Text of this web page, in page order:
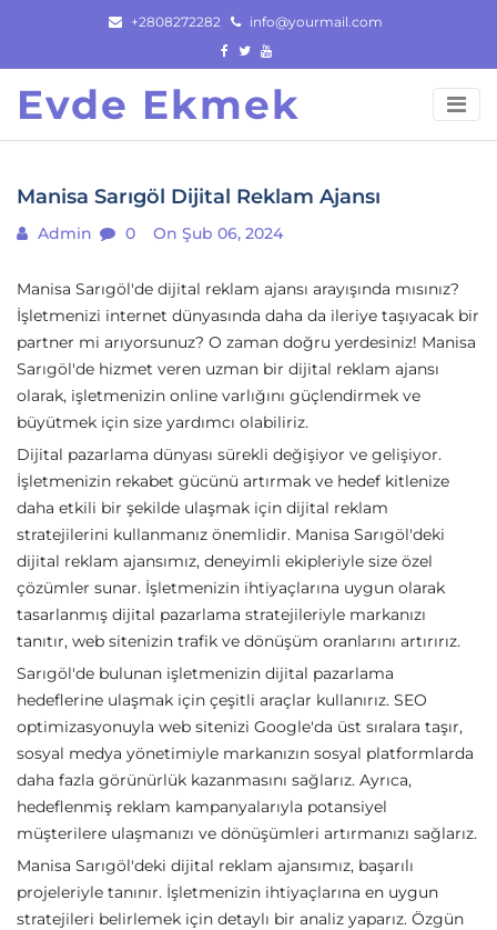
content
+2808272282 info@yourmail.com
Evde Ekmek
Manisa Sarıgöl Dijital Reklam Ajansı
Admin 0 On Şub 06, 2024
Manisa Sarıgöl'de dijital reklam ajansı arayışında mısınız?
İşletmenizi internet dünyasında daha da ileriye taşıyacak bir
partner mi arıyorsunuz? O zaman doğru yerdesiniz! Manisa
Sarıgöl'de hizmet veren uzman bir dijital reklam ajansı
olarak, işletmenizin online varlığını güçlendirmek ve
büyütmek için size yardımcı olabiliriz.
Dijital pazarlama dünyası sürekli değişiyor ve gelişiyor.
İşletmenizin rekabet gücünü artırmak ve hedef kitlenize
daha etkili bir şekilde ulaşmak için dijital reklam
stratejilerini kullanmanız önemlidir. Manisa Sarıgöl'deki
dijital reklam ajansımız, deneyimli ekipleriyle size özel
çözümler sunar. İşletmenizin ihtiyaçlarına uygun olarak
tasarlanmış dijital pazarlama stratejileriyle markanızı
tanıtır, web sitenizin trafik ve dönüşüm oranlarını artırırız.
Sarıgöl'de bulunan işletmenizin dijital pazarlama
hedeflerine ulaşmak için çeşitli araçlar kullanırız. SEO
optimizasyonuyla web sitenizi Google'da üst sıralara taşır,
sosyal medya yönetimiyle markanızın sosyal platformlarda
daha fazla görünürlük kazanmasını sağlarız. Ayrıca,
hedeflenmiş reklam kampanyalarıyla potansiyel
müşterilere ulaşmanızı ve dönüşümleri artırmanızı sağlarız.
Manisa Sarıgöl'deki dijital reklam ajansımız, başarılı
projeleriyle tanınır. İşletmenizin ihtiyaçlarına en uygun
stratejileri belirlemek için detaylı bir analiz yaparız. Özgün